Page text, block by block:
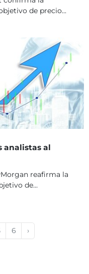
de precio...
analistas al
reafirma la
de...
6 ›